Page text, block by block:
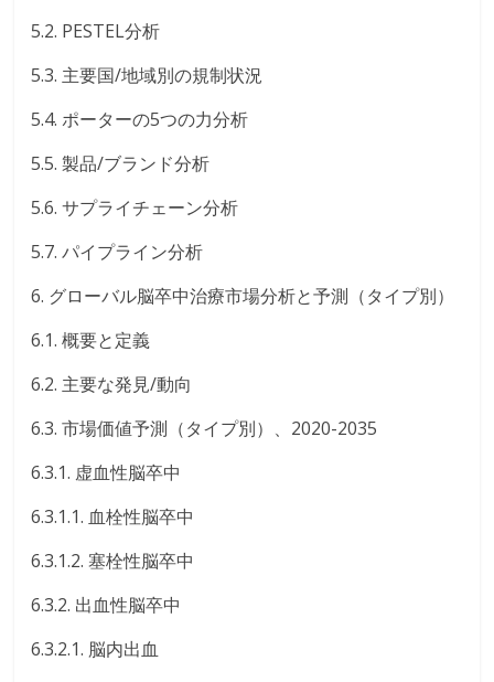
5.2. PESTEL分析
5.3. 主要国/地域別の規制状況
5.4. ポーターの5つの力分析
5.5. 製品/ブランド分析
5.6. サプライチェーン分析
5.7. パイプライン分析
6. グローバル脳卒中治療市場分析と予測（タイプ別）
6.1. 概要と定義
6.2. 主要な発見/動向
6.3. 市場価値予測（タイプ別）、2020-2035
6.3.1. 虚血性脳卒中
6.3.1.1. 血栓性脳卒中
6.3.1.2. 塞栓性脳卒中
6.3.2. 出血性脳卒中
6.3.2.1. 脳内出血